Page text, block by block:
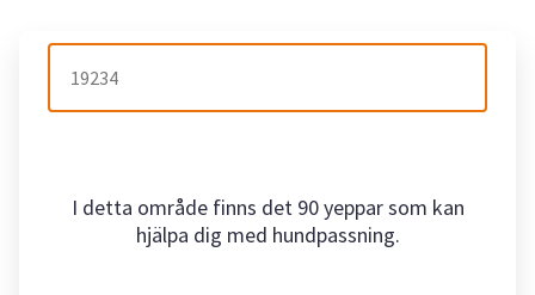
I detta område finns det 90 yeppar som kan
hjälpa dig med hundpassning.